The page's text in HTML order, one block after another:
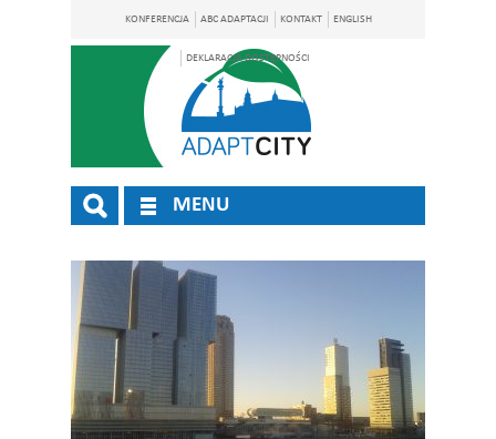
KONFERENCJA ABC ADAPTACJI KONTAKT ENGLISH
DEKLARACJA DOSTĘPNOŚCI
MENU